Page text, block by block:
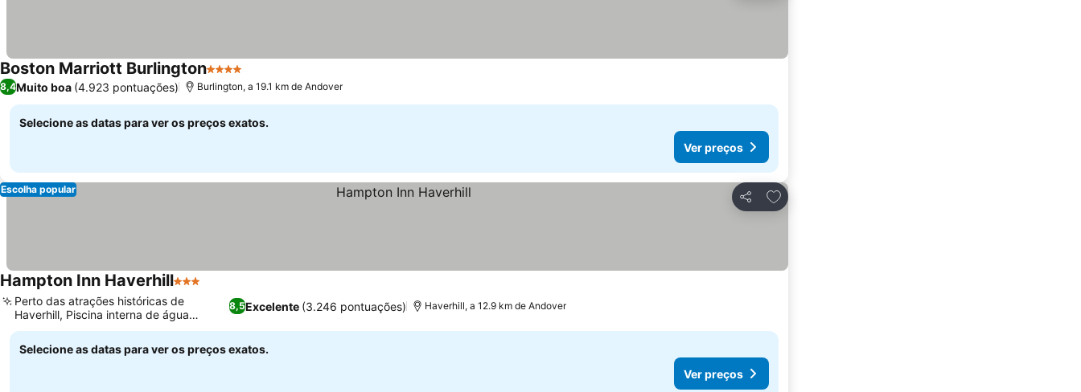
Boston Marriott Burlington4 Estrelas
8,4Muito boa (4.923 pontuações) Burlington, a 19.1 km de Andover
Selecione as datas para ver os preços exatos.
Ver preços
Partilhar
Adicionar aos favoritos
Escolha popular
Hampton Inn Haverhill3 Estrelas
8,5Excelente (3.246 pontuações)
Perto das atrações históricas de
Haverhill, Piscina interna de água
salgada para relaxar
Haverhill, a 12.9 km de Andover
Selecione as datas para ver os preços exatos.
Ver preços